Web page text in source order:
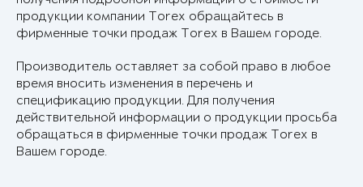
продукции компании Torex обращайтесь в
фирменные точки продаж Torex в Вашем городе.
Производитель оставляет за собой право в любое
время вносить изменения в перечень и
спецификацию продукции. Для получения
действительной информации о продукции просьба
обращаться в фирменные точки продаж Torex в
Вашем городе.